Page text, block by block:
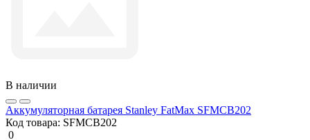
В наличии
Аккумуляторная батарея Stanley FatMax SFMCB202
Код товара: SFMCB202
0